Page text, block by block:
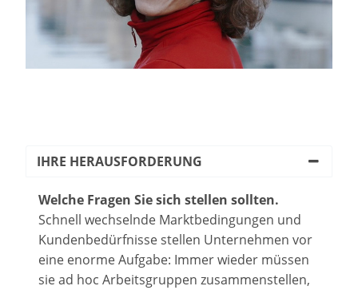
IHRE HERAUSFORDERUNG
Welche Fragen Sie sich stellen sollten.
Schnell wechselnde Marktbedingungen und
Kundenbedürfnisse stellen Unternehmen vor
eine enorme Aufgabe: Immer wieder müssen
sie ad hoc Arbeitsgruppen zusammenstellen,